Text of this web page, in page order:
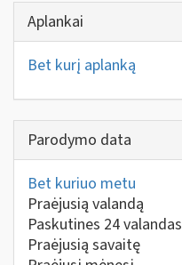
Aplankai
Bet kurį aplanką
Parodymo data
Bet kuriuo metu
Praėjusią valandą
Paskutines 24 valandas
Praėjusią savaitę